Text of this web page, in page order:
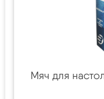
Мяч для